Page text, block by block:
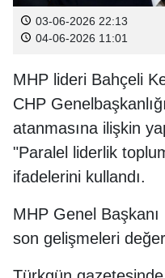
03-06-2026 22:13
04-06-2026 11:01
MHP lideri Bahçeli
CHP
atanmasına ilişkin
"Paralel liderlik
ifadelerini kullandı.
MHP Genel
son gelişmeleri